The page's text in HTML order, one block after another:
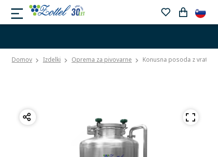
Domov Izdelki Oprema za pivovarne Konusna posoda z vrati